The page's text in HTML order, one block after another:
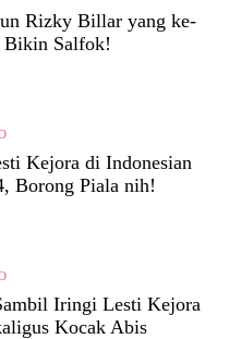
Rizky Billar yang ke-
Bikin Salfok!
Kejora di Indonesian
Borong Piala nih!
Iringi Lesti Kejora
Kocak Abis